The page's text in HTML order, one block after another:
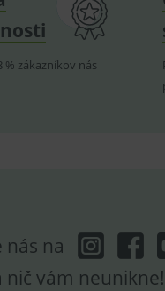
% zákazníkov nás
nás na
nič vám neunikne!
analytics.
vhodné reklamy.
reklamy.
webu používá